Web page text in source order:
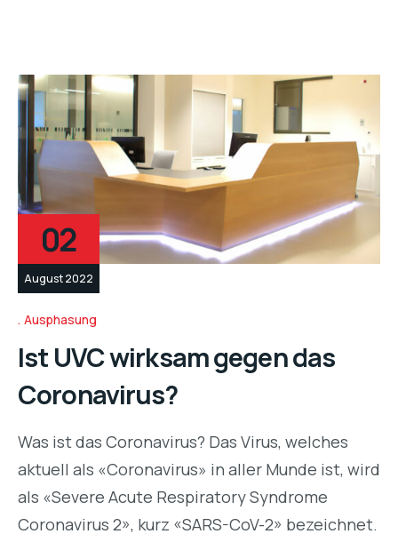
02
August 2022
Ausphasung
Ist UVC wirksam gegen das
Coronavirus?
Was ist das Coronavirus? Das Virus, welches
aktuell als «Coronavirus» in aller Munde ist, wird
als «Severe Acute Respiratory Syndrome
Coronavirus 2», kurz «SARS-CoV-2» bezeichnet.